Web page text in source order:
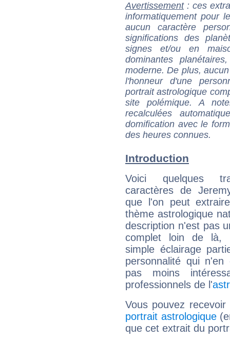
Avertissement: ces
informatiquement pour
aucun caractère
significations des
signes et/ou en
dominantes
moderne. De plus,
l'honneur d'une
portrait astrologique
site polémique. A
recalculées
domification avec le
des heures connues.
Introduction
Voici quelques
caractères de
que l'on peut
thème astrologique
description n'est pas
complet loin de là,
simple éclairage
personnalité qui n'en
pas moins
professionnels de l'
Vous pouvez
portrait astrologique
que cet extrait du